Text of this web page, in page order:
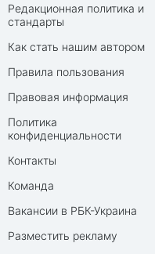
Редакционная политика и
стандарты
Как стать нашим автором
Правила пользования
Правовая информация
Политика
конфиденциальности
Контакты
Команда
Вакансии в РБК-Украина
Разместить рекламу